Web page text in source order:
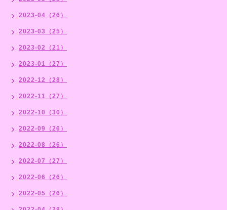
2023-04（26）
2023-03（25）
2023-02（21）
2023-01（27）
2022-12（28）
2022-11（27）
2022-10（30）
2022-09（26）
2022-08（26）
2022-07（27）
2022-06（26）
2022-05（26）